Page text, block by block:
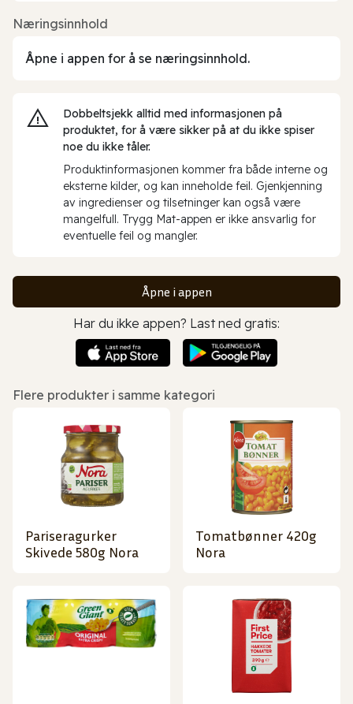
Næringsinnhold
Åpne i appen for å se næringsinnhold.
Dobbeltsjekk alltid med informasjonen på
produktet, for å være sikker på at du ikke spiser
noe du ikke tåler.
Produktinformasjonen kommer fra både interne og
eksterne kilder, og kan inneholde feil. Gjenkjenning
av ingredienser og tilsetninger kan også være
mangelfull. Trygg Mat-appen er ikke ansvarlig for
eventuelle feil og mangler.
Åpne i appen
Har du ikke appen? Last ned gratis:
Flere produkter i samme kategori
Pariseragurker
Skivede 580g Nora
Tomatbønner 420g
Nora